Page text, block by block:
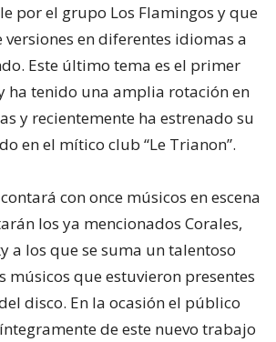
por el grupo Los Flamingos y que
versiones en diferentes idiomas a
Este último tema es el primer
ha tenido una amplia rotación en
y recientemente ha estrenado su
en el mítico club “Le Trianon”.
con once músicos en escena
los ya mencionados Corales,
a los que se suma un talentoso
músicos que estuvieron presentes
disco. En la ocasión el público
de este nuevo trabajo